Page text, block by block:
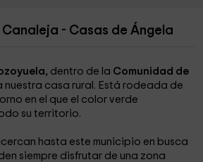
- Casas de Ángela
dentro de la Comunidad de
nuestra casa rural. Está rodeada de
en el que el color verde
su territorio.
hasta este municipio en busca
siempre disfrutar de una zona